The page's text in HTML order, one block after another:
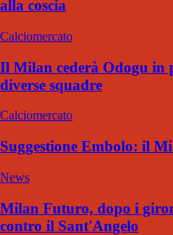
alla coscia
Calciomercato
Il Milan cederà Odogu in
diverse squadre
Calciomercato
Suggestione Embolo: il
News
Milan Futuro, dopo i
contro il Sant'Angelo